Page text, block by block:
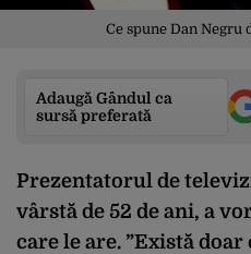
Ce spune Dan Negru
Adaugă Gândul ca
sursă preferată
Prezentatorul de
vârstă de 52 de ani, a
care le are. ”Există